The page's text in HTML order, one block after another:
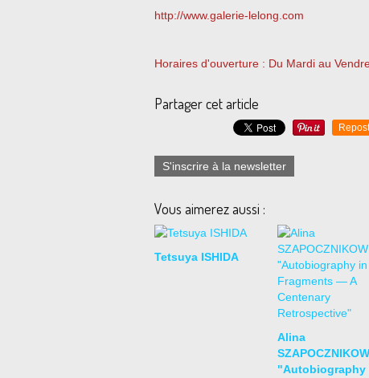
http://www.galerie-lelong.com
Horaires d'ouverture : Du Mardi au
Partager cet article
Repost
S'inscrire à la newsletter
Vous aimerez aussi :
Tetsuya ISHIDA
Alina
SZAPOCZNIKOW
"Autobiography